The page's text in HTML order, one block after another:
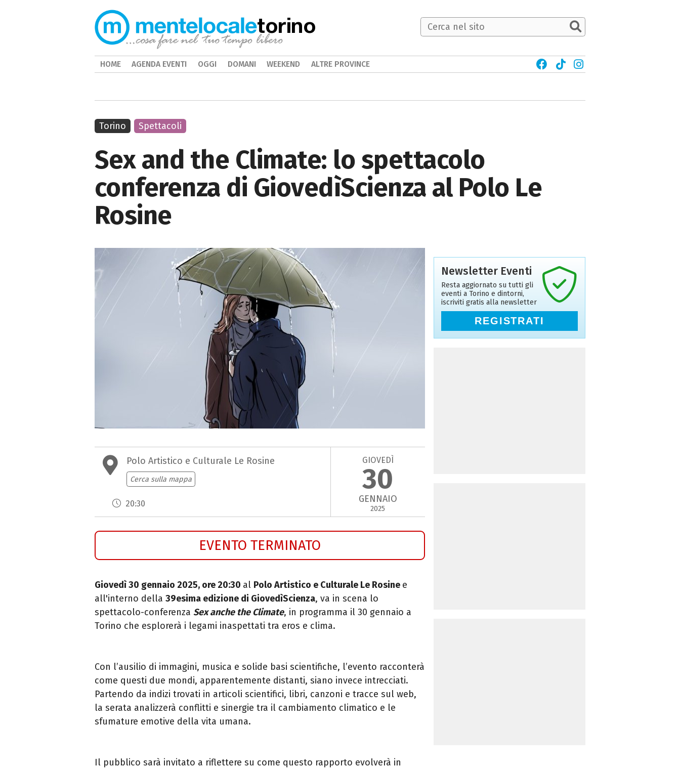
Sex and the Climate: lo spettacolo
conferenza di GiovedìScienza al Polo Le
Rosine
Polo Artistico e Culturale Le Rosine
Cerca sulla mappa
20:30
GIOVEDÌ
30
GENNAIO
2025
EVENTO TERMINATO
Giovedì 30 gennaio 2025, ore 20:30 al Polo Artistico e Culturale Le Rosine e
all'interno della 39esima edizione di GiovedìScienza, va in scena lo
spettacolo-conferenza Sex anche the Climate, in programma il 30 gennaio a
Torino che esplorerà i legami inaspettati tra eros e clima.
Con l’ausilio di immagini, musica e solide basi scientifiche, l’evento racconterà
come questi due mondi, apparentemente distanti, siano invece intrecciati.
Partendo da indizi trovati in articoli scientifici, libri, canzoni e tracce sul web,
la serata analizzerà conflitti e sinergie tra il cambiamento climatico e le
sfumature emotive della vita umana.
Il pubblico sarà invitato a riflettere su come questo rapporto evolverà in
Torino Spettacoli
Newsletter Eventi
Resta aggiornato su tutti gli
eventi a Torino e dintorni,
iscriviti gratis alla newsletter
REGISTRATI
torino
HOME AGENDA EVENTI OGGI DOMANI WEEKEND ALTRE PROVINCE